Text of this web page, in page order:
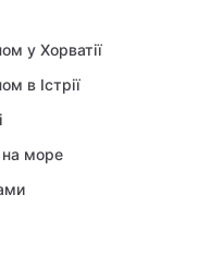
у Хорватії
в Істрії
на море